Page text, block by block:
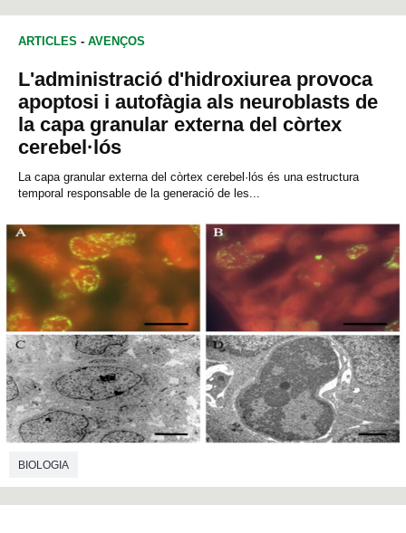
NEUROCIÈNCIES MEDICINA GENÈTICA
BIOLOGIA
ARTICLES - AVENÇOS
L'administració d'hidroxiurea provoca
apoptosi i autofàgia als neuroblasts de
la capa granular externa del còrtex
cerebel·lós
La capa granular externa del còrtex cerebel·lós és una estructura
temporal responsable de la generació de les...
BIOLOGIA